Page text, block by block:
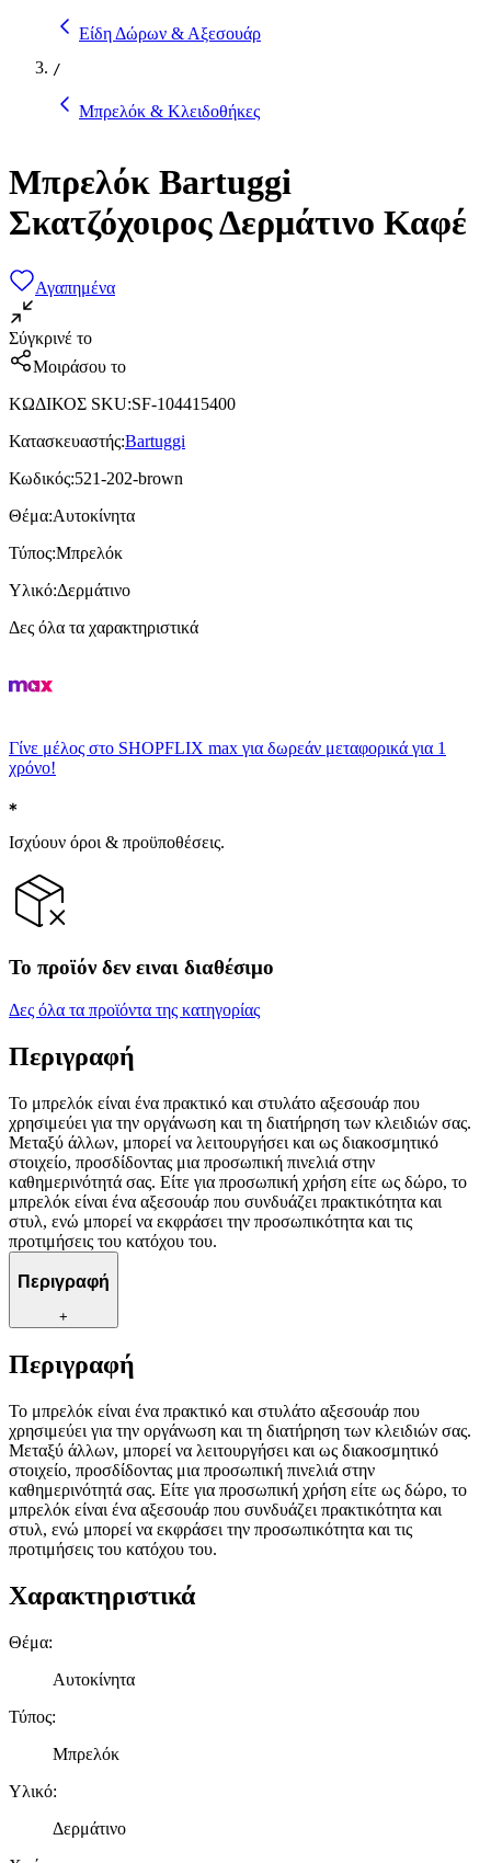
Είδη Δώρων & Αξεσουάρ
/
Μπρελόκ & Κλειδοθήκες
Μπρελόκ Bartuggi
Σκατζόχοιρος Δερμάτινο Καφέ
Αγαπημένα
Σύγκρινέ το
Μοιράσου το
ΚΩΔΙΚΟΣ SKU:SF-104415400
Κατασκευαστής:Bartuggi
Κωδικός:521-202-brown
Θέμα:Αυτοκίνητα
Τύπος:Μπρελόκ
Υλικό:Δερμάτινο
Δες όλα τα χαρακτηριστικά
Γίνε μέλος στο SHOPFLIX max για δωρεάν μεταφορικά για 1
χρόνο!
Ισχύουν όροι & προϋποθέσεις.
Το προϊόν δεν ειναι διαθέσιμο
Δες όλα τα προϊόντα της κατηγορίας
Περιγραφή
Το μπρελόκ είναι ένα πρακτικό και στυλάτο αξεσουάρ που
χρησιμεύει για την οργάνωση και τη διατήρηση των κλειδιών σας.
Μεταξύ άλλων, μπορεί να λειτουργήσει και ως διακοσμητικό
στοιχείο, προσδίδοντας μια προσωπική πινελιά στην
καθημερινότητά σας. Είτε για προσωπική χρήση είτε ως δώρο, το
μπρελόκ είναι ένα αξεσουάρ που συνδυάζει πρακτικότητα και
στυλ, ενώ μπορεί να εκφράσει την προσωπικότητα και τις
προτιμήσεις του κατόχου του.
Περιγραφή
+
Περιγραφή
Το μπρελόκ είναι ένα πρακτικό και στυλάτο αξεσουάρ που
χρησιμεύει για την οργάνωση και τη διατήρηση των κλειδιών σας.
Μεταξύ άλλων, μπορεί να λειτουργήσει και ως διακοσμητικό
στοιχείο, προσδίδοντας μια προσωπική πινελιά στην
καθημερινότητά σας. Είτε για προσωπική χρήση είτε ως δώρο, το
μπρελόκ είναι ένα αξεσουάρ που συνδυάζει πρακτικότητα και
στυλ, ενώ μπορεί να εκφράσει την προσωπικότητα και τις
προτιμήσεις του κατόχου του.
Χαρακτηριστικά
Θέμα:
Αυτοκίνητα
Τύπος:
Μπρελόκ
Υλικό:
Δερμάτινο